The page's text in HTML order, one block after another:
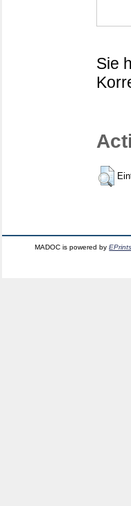
Sie
MADOC is powered by